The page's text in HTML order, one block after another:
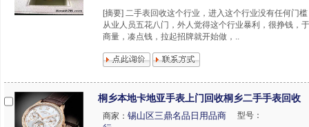
[摘要] 二手表回收这个行业，进入这个行业没有任何门
从业人员五花八门，外人觉得这个行业暴利，很挣钱，
商量，凑点钱，拉起招牌就开始做，..
桐乡本地卡地亚手表上门回收桐乡二手手表回收
商家： 锡山区三鼎名品日用品商
型号：